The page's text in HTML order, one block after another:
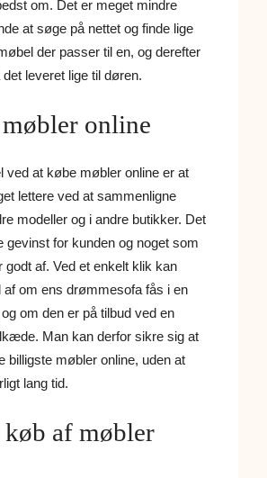
om. Det er meget mindre
at søge på nettet og finde lige
der passer til en, og derefter
det leveret lige til døren.
online
ved at købe møbler online er at
lettere ved at sammenligne
modeller og i andre butikker. Det
for kunden og noget som
godt af. Ved et enkelt klik kan
af om ens drømmesofa fås i en
om den er på tilbud ved en
Man kan derfor sikre sig at
billigste møbler online, uden at
lang tid.
af møbler